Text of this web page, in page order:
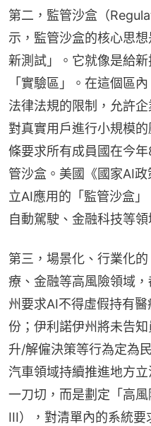
第二，監管沙盒（
示，監管沙盒的核心思
新測試」。它就像是給
「實驗區」。在這個區
法律法規的限制，允許
對真實用戶進行小規模
條要求所有成員國在今
管沙盒。美國《國家AI
立AI應用的「監管沙盒
自動駕駛、金融科技等
第三，場景化、行業化
療、金融等高風險領域
州要求AI不得虛假持有
份；伊利諾伊州將未告
升/解僱決策等行為定為
汽車領域持續推進地方
一刀切，而是劃定「高
III），對清單內的系統